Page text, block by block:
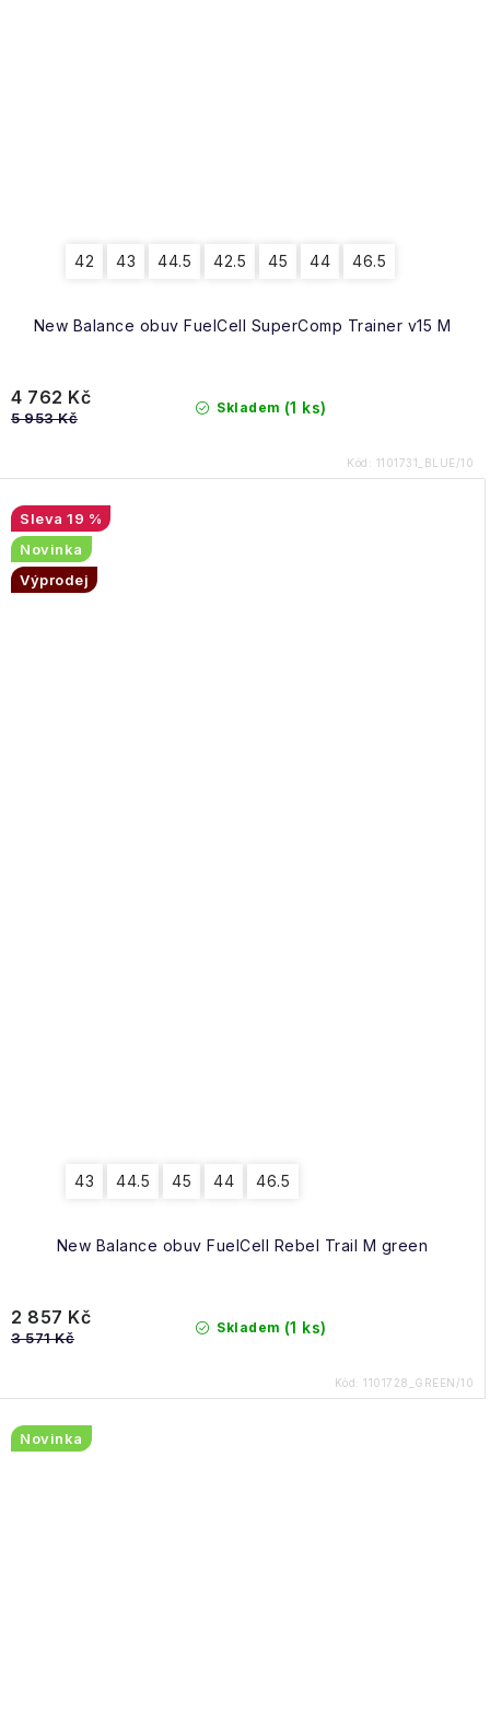
New Balance obuv FuelCell SuperComp Trainer v15 M
42 43 44.5 42.5 45 44 46.5
Skladem (1 ks)
4 762 Kč
5 953 Kč
Kód: 1101731_BLUE/10
New Balance obuv FuelCell Rebel Trail M green
19 %
Novinka
Výprodej
43 44.5 45 44 46.5
Skladem (1 ks)
2 857 Kč
3 571 Kč
Kód: 1101728_GREEN/10
Novinka